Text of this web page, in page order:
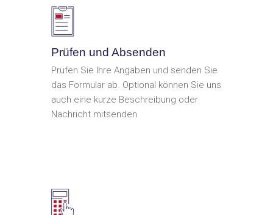
Prüfen und Absenden
Prüfen Sie Ihre Angaben und senden Sie
das Formular ab. Optional können Sie uns
auch eine kurze Beschreibung oder
Nachricht mitsenden